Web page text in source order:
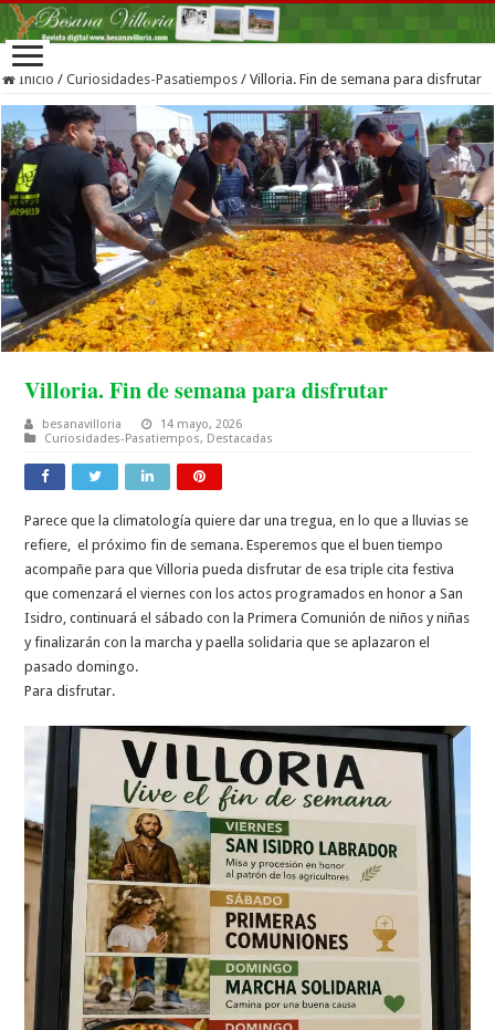
Inicio / Curiosidades-Pasatiempos / Villoria. Fin de semana para disfrutar
Villoria. Fin de semana para disfrutar
besanavilloria
14 mayo, 2026
Curiosidades-Pasatiempos, Destacadas
Parece que la climatología quiere dar una tregua, en lo que a lluvias se
refiere, el próximo fin de semana. Esperemos que el buen tiempo
acompañe para que Villoria pueda disfrutar de esa triple cita festiva
que comenzará el viernes con los actos programados en honor a San
Isidro, continuará el sábado con la Primera Comunión de niños y niñas
y finalizarán con la marcha y paella solidaria que se aplazaron el
pasado domingo.
Para disfrutar.